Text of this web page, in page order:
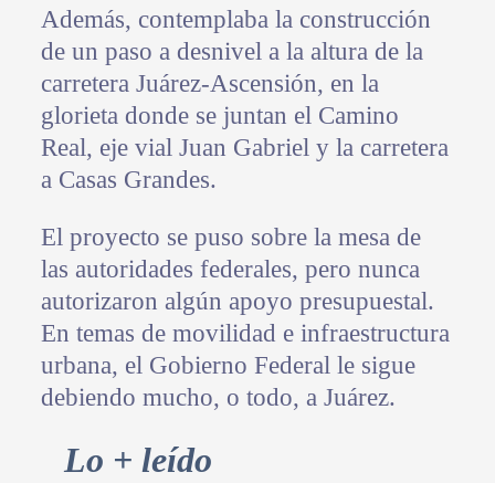
Además, contemplaba la construcción
de un paso a desnivel a la altura de la
carretera Juárez-Ascensión, en la
glorieta donde se juntan el Camino
Real, eje vial Juan Gabriel y la carretera
a Casas Grandes.
El proyecto se puso sobre la mesa de
las autoridades federales, pero nunca
autorizaron algún apoyo presupuestal.
En temas de movilidad e infraestructura
urbana, el Gobierno Federal le sigue
debiendo mucho, o todo, a Juárez.
Primary
Lo + leído